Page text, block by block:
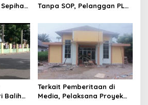
YLKI
Tanpa SOP, Pelanggan PLN
Unsur Pemaksaan
Baliho
Terkait Pemberitaan di
Media, Pelaksana Proyek